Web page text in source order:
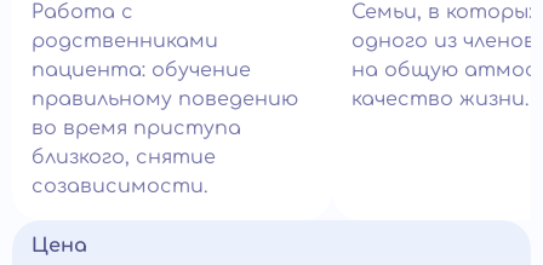
Работа с
родственниками
пациента: обучение
правильному поведению
во время приступа
близкого, снятие
созависимости.
Семьи, в
одного из
на общую
качество жизни.
Цена